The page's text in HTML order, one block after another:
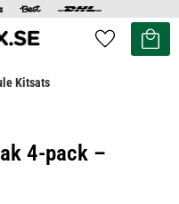
Favoriter
Kundvagn
Kitsats
4-pack –